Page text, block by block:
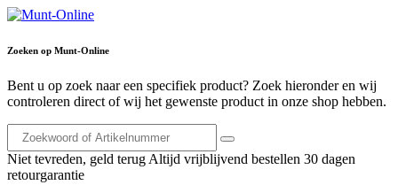
Zoeken op Munt-Online
Bent u op zoek naar een specifiek product? Zoek hieronder en wij
controleren direct of wij het gewenste product in onze shop hebben.
Niet tevreden, geld terug Altijd vrijblijvend bestellen 30 dagen
retourgarantie